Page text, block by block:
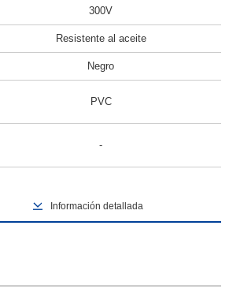
300V
Resistente al aceite
Negro
PVC
-
Información detallada